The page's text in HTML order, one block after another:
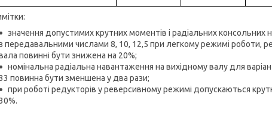
значення допустимих крутних моментів і радіальних
передавальними числами 8, 10, 12,5 при легкому режимі роботи,
повинні бути знижена на 20%;
номінальна радіальна навантаження на вихідному валу для
повинна бути зменшена у два рази;
при роботі редукторів у реверсивному режимі допускаються